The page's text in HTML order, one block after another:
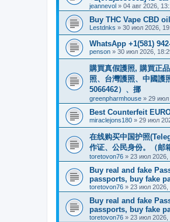
jeannevol » 04 авг 2026,
Buy THC Vape CBD
Lestdnks » 30 июл 2026,
WhatsApp +1(581)
penson » 30 июл 2026,
購買真假護照, 購買正
照、台灣護照、中國護
5066462）、挪
greenpharmhouse » 29 июл
Best Counterfeit
miraclejons180 » 29 июл
在线购买中国护照
作证、公民身份。（邮
toretovon76 » 23 июл 2026,
Buy real and fake
passports, buy fake
toretovon76 » 23 июл 2026,
Buy real and fake
passports, buy fake
toretovon76 » 23 июл 2026,